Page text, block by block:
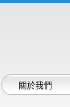
關於我們